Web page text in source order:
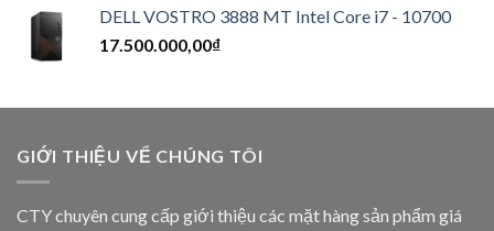
DELL VOSTRO 3888 MT Intel Core i7 - 10700
17.500.000,00₫
GIỚI THIỆU VỂ CHÚNG TÔI
CTY chuyên cung cấp giới thiệu các mặt hàng sản phẩm giá